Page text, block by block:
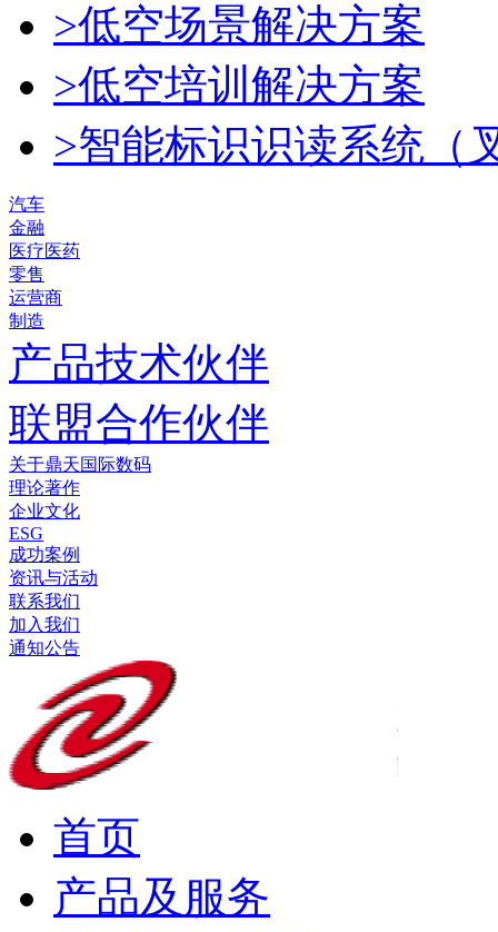
>低空场景解决方案
>低空培训解决方案
>智能标识识读系统（
汽车
金融
医疗医药
零售
运营商
制造
产品技术伙伴
联盟合作伙伴
关于鼎天国际数码
理论著作
企业文化
ESG
成功案例
资讯与活动
联系我们
加入我们
通知公告
首页
产品及服务